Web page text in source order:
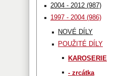
2004 - 2012 (987)
1997 - 2004 (986)
NOVÉ DÍLY
POUŽITÉ DÍLY
KAROSERIE
- zrcátka